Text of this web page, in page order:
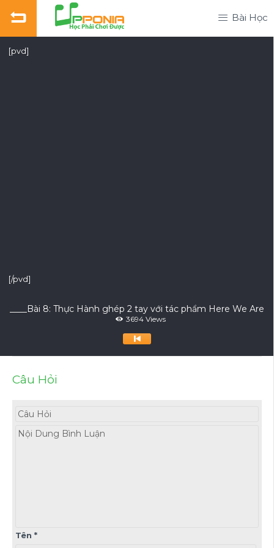
Bài Học
[pvd]
[/pvd]
____Bài 8: Thực Hành ghép 2 tay với tác phẩm Here We Are
3694 Views
Câu Hỏi
Tên *